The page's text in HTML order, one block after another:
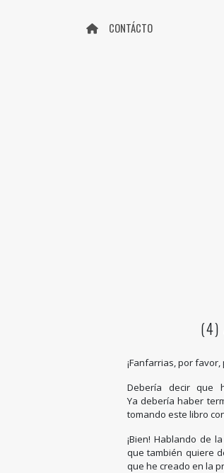
CONTÁCTO
(4)
¡Fanfarrias, por
Debería decir que
Ya debería haber
tomando este libro
¡Bien! Hablando de
que también quiere
que he creado en la